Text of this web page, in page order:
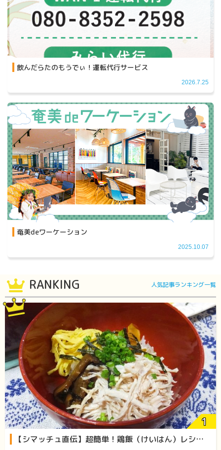
飲んだらたのもうでぃ！運転代行サービス
2026.7.25
奄美deワーケーション
2025.10.07
RANKING 人気記事ランキング一覧
【シマッチュ直伝】超簡単！鶏飯（けいはん）レシピをご紹介します！